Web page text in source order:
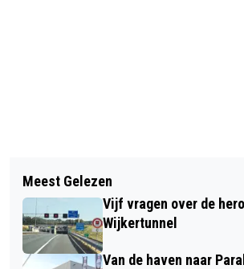
AGENDA KENNEMER
APRIL 2018
BEVERWIJKSE 'ZO VRIJ!
AARDBEI!' IS SLECHTSTE
SLOGAN
Meest Gelezen
Vijf vragen over de
Wijkertunnel
Van de haven naar